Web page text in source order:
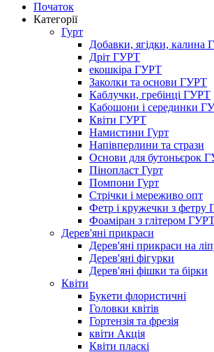
Початок
Категорії
Гурт
Добавки, ягідки, калина
Дріт ГУРТ
екошкіра ГУРТ
Заколки та основи ГУРТ
Каблучки, гребінці ГУРТ
Кабошони і серединки
Квіти ГУРТ
Намистини Гурт
Напівперлини та стрази
Основи для бутоньєрок
Пінопласт Гурт
Помпони Гурт
Стрічки і мереживо опт
Фетр і кружечки з фетру
Фоаміран з глітером
Дерев'яні прикраси
Дерев'яні прикраси на
Дерев'яні фігурки
Дерев'яні фішки та бірки
Квіти
Букети флористичні
Головки квітів
Гортензія та фрезія
квіти Акція
Квіти пласкі